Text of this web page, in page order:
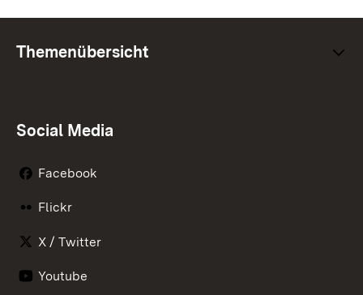
Themenübersicht
Social Media
Facebook
Flickr
X / Twitter
Youtube